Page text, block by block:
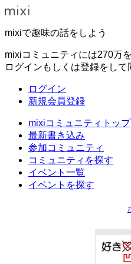
mixiで趣味の話をしよう
mixiコミュニティには270万
ログインもしくは登録をし
ログイン
新規会員登録
mixiコミュニティトップ
最新書き込み
参加コミュニティ
コミュニティを探す
イベント一覧
イベントを探す